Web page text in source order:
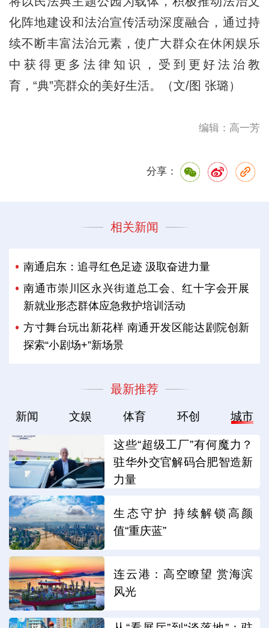
化阵地建设和法治宣传活动深度融合，通过持
续不断丰富法治元素，使广大群众在休闲娱乐
中获得更多法律知识，受到更好法治教
育，“典”亮群众的美好生活。（文/图 张璐）
编辑：高一芳
分享：
相关新闻
南通启东：追寻红色足迹 汲取奋进力量
南通市崇川区永兴街道总工会、红十字会开展
新就业形态群体应急救护培训活动
方寸舞台玩出新花样 南通开发区能达剧院创新
探索“小剧场+”新场景
最新推荐
新闻 文娱 体育 环创 城市
这些“超级工厂”有何魔力？
驻华外交官解码合肥智造新
力量
生态守护 持续解锁高颜
值“重庆蓝”
连云港：高空瞭望 赏海滨
风光